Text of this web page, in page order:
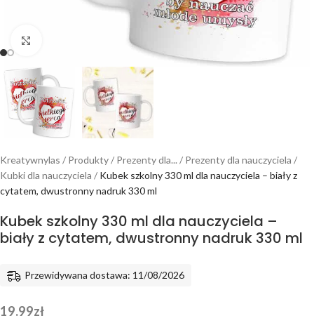
Kreatywnylas / Produkty/ Prezenty dla... / Prezenty dla nauczyciela /
Kubki dla nauczyciela / Kubek szkolny 330 ml dla nauczyciela – biały z
cytatem, dwustronny nadruk 330 ml
Kubek szkolny 330 ml dla nauczyciela –
biały z cytatem, dwustronny nadruk 330 ml
Przewidywana dostawa: 11/08/2026
19.99zł